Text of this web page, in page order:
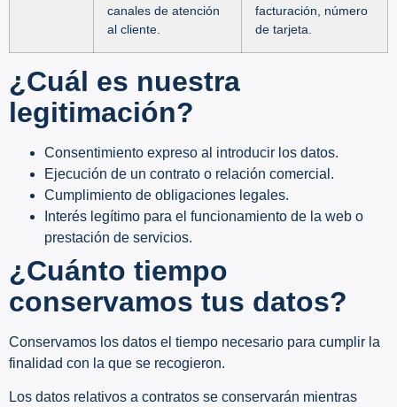
canales de atención
al cliente.
facturación, número
de tarjeta.
¿Cuál es nuestra
legitimación?
Consentimiento expreso al introducir los datos.
Ejecución de un contrato o relación comercial.
Cumplimiento de obligaciones legales.
Interés legítimo para el funcionamiento de la web o
prestación de servicios.
¿Cuánto tiempo
conservamos tus datos?
Conservamos los datos el tiempo necesario para cumplir la
finalidad con la que se recogieron.
Los datos relativos a contratos se conservarán mientras